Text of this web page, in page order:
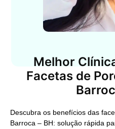
Melhor
Facetas de
Descubra os benefícios das
Barroca – BH: solução rápida